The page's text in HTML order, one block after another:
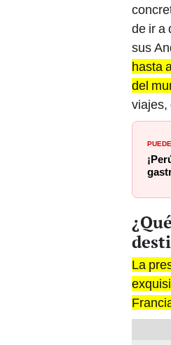
de ir a
sus
hasta
del
viajes,
La